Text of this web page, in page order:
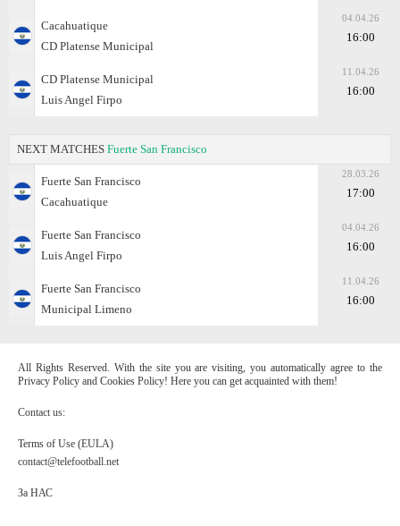
Cacahuatique
CD Platense Municipal
04.04.26
16:00
CD Platense Municipal
Luis Angel Firpo
11.04.26
16:00
NEXT MATCHES Fuerte San Francisco
Fuerte San Francisco
Cacahuatique
28.03.26
17:00
Fuerte San Francisco
Luis Angel Firpo
04.04.26
16:00
Fuerte San Francisco
Municipal Limeno
11.04.26
16:00
All Rights Reserved. With the site you are visiting, you automatically agree to the
Privacy Policy and Cookies Policy! Here you can get acquainted with them!
Contact us:
Terms of Use (EULA)
contact@telefootball.net
За НАС